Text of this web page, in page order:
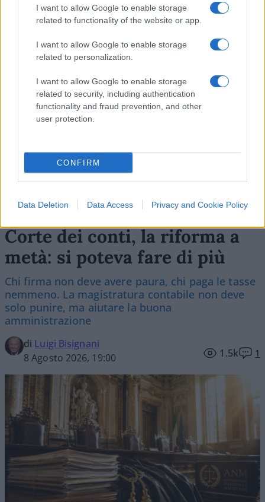
I want to allow Google to enable storage
related to functionality of the website or app.
I want to allow Google to enable storage
related to personalization.
I want to allow Google to enable storage
related to security, including authentication
functionality and fraud prevention, and other
user protection.
CONFIRM
Data Deletion Data Access Privacy and Cookie Policy
23
Leggi i commenti
Vignetta del 07/08/2026
Corte dei conti, la riforma a
metà: si poteva fare di più
Chi firma non deve avere paura, chi paga le tasse
nemmeno. La magistratura contabile non deve
solo punire, ma aiutare la buona
amministrazione
di Luigi Bisignani
8 Agosto 2026, 19:00
1.5k 1